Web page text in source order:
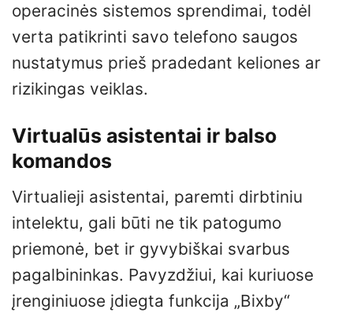
operacinės sistemos sprendimai, todėl
verta patikrinti savo telefono saugos
nustatymus prieš pradedant keliones ar
rizikingas veiklas.
Virtualūs asistentai ir balso
komandos
Virtualieji asistentai, paremti dirbtiniu
intelektu, gali būti ne tik patogumo
priemonė, bet ir gyvybiškai svarbus
pagalbininkas. Pavyzdžiui, kai kuriuose
įrenginiuose įdiegta funkcija „Bixby“